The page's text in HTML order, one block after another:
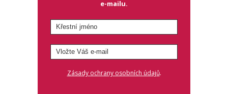
e-mailu.
Zásady ochrany osobních údajů.